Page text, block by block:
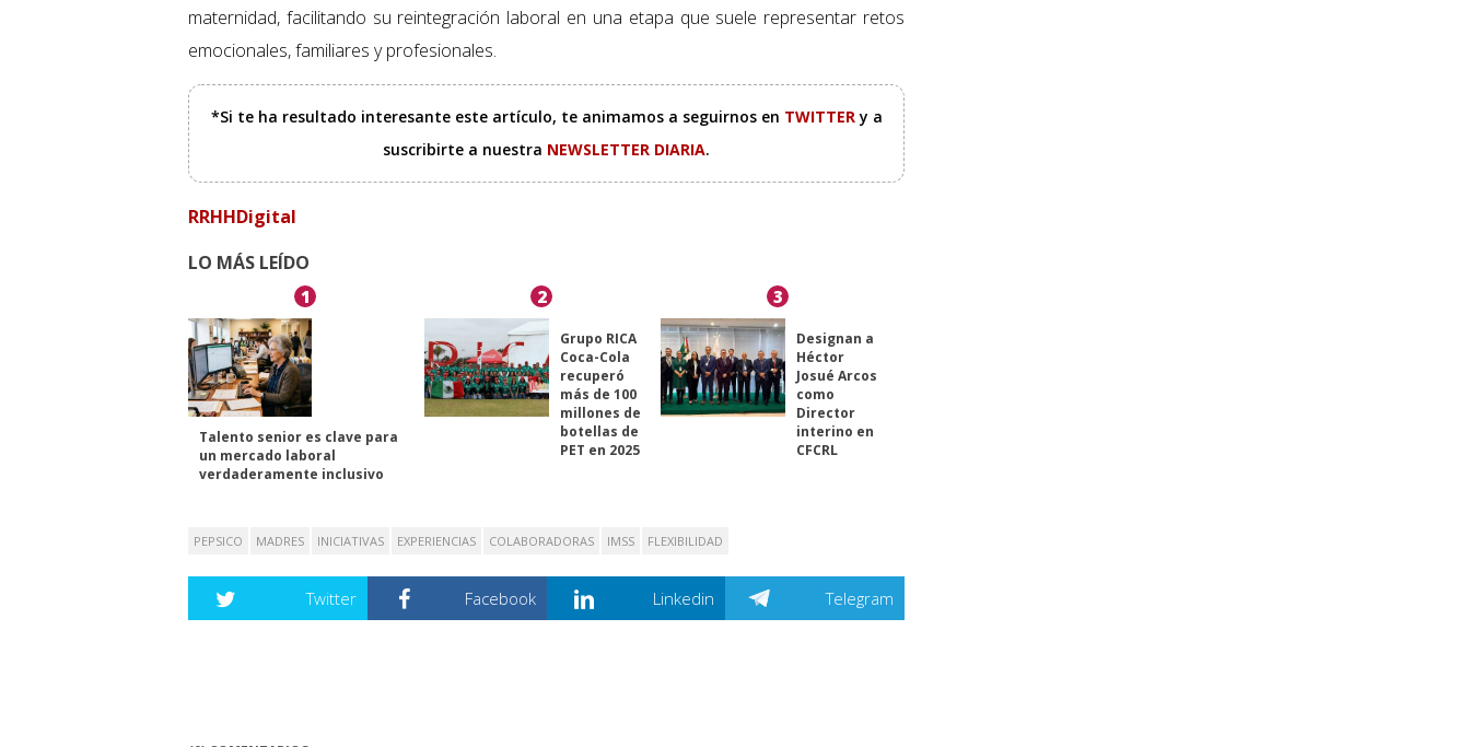
maternidad, facilitando su reintegración laboral en una etapa que suele representar retos
emocionales, familiares y profesionales.
*Si te ha resultado interesante este artículo, te animamos a seguirnos en TWITTERy a
suscribirte a nuestra NEWSLETTER DIARIA.
RRHHDigital
LO MÁS LEÍDO
1
Talento senior es clave para
un mercado laboral
verdaderamente inclusivo
2
Grupo RICA
Coca-Cola
recuperó
más de 100
millones de
botellas de
PET en 2025
3
Designan a
Héctor
Josué Arcos
como
Director
interino en
CFCRL
PEPSICO MADRES INICIATIVAS EXPERIENCIAS COLABORADORAS IMSS FLEXIBILIDAD
Twitter Facebook Linkedin Telegram